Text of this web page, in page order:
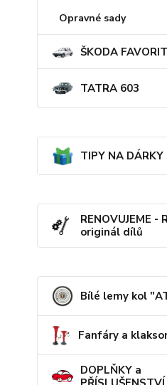
Opravné sady
ŠKODA FAVORIT
TATRA 603
TIPY NA DÁRKY
RENOVUJEME -
originál dílů
Bílé lemy kol
Fanfáry a
DOPLŇKY a